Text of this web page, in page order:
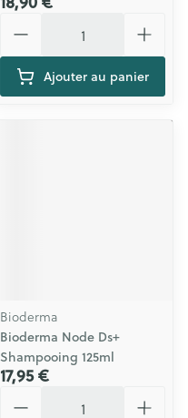
Ajouter au panier
Bioderma
Bioderma Node Ds+
Shampooing 125ml
17,95 €